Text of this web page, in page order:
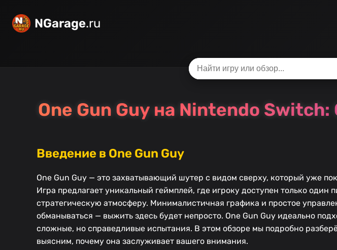
NGarage.ru
One Gun Guy на Nintendo
Введение в One Gun Guy
One Gun Guy — это захватывающий шутер с видом сверху, который уже
Игра предлагает уникальный геймплей, где игроку доступен только один
стратегическую атмосферу. Минималистичная графика и простое
обманываться — выжить здесь будет непросто. One Gun Guy идеально
сложные, но справедливые испытания. В этом обзоре мы подробно
выясним, почему она заслуживает вашего внимания.